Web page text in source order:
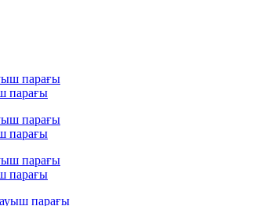
парағы
парағы
парағы